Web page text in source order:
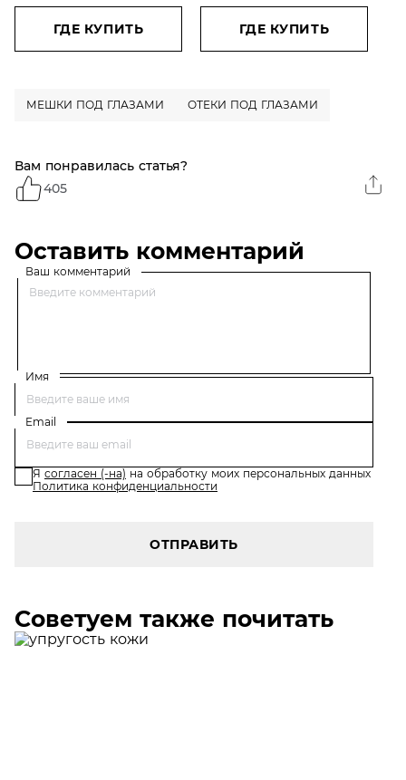
ГДЕ КУПИТЬ
увлажняющий крем-
гель для контура глаз,
ГДЕ КУПИТЬ
МЕШКИ ПОД ГЛАЗАМИ ОТЕКИ ПОД ГЛАЗАМИ
Вам понравилась статья?
405
Оставить комментарий
Ваш комментарий
Имя
Email
Я согласен (-на) на обработку моих персональных данных
Политика конфиденциальности
ОТПРАВИТЬ
Советуем также почитать